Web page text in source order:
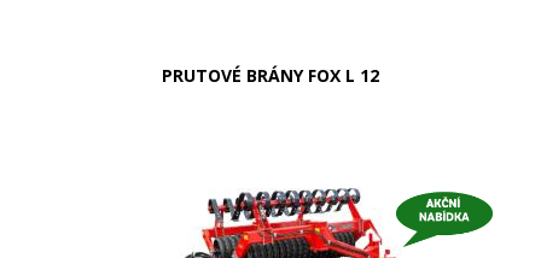
PRUTOVÉ BRÁNY FOX L 12